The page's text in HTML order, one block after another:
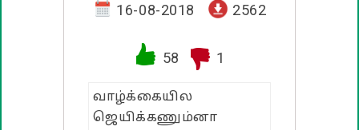
வாழ்த்து பொன்மொழிகள்
பண்டிகை வாழ்த்துக்கள்
16-08-2018 2562
58 1
வாழ்க்கையில
ஜெயிக்கணும்னா